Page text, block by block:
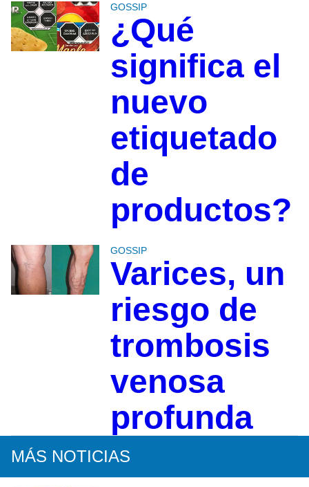
GOSSIP
¿Qué
significa el
nuevo
etiquetado
de
productos?
GOSSIP
Varices, un
riesgo de
trombosis
venosa
profunda
MÁS NOTICIAS